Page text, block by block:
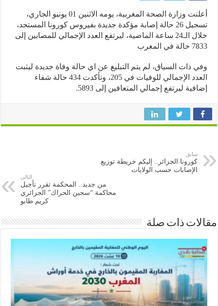
أعلنت وزارة الصحة المغربية، يومه الاثنين 01 يونيو الجاري،
تسجيل 26 حالة إصابة مؤكدة جديدة بفيروس كورونا المستجد،
خلال الـ24 ساعة الماضية، ليرتفع العدد الإجمالي للمصابين إلى
ذات السياق، لم يتم التبليغ عن اي حالة وفاة جديدة ليثبت
العدد الإجمالي للوفيات في 205، وتأكدت 434 حالة شفاء
ليرتفع إجمالي المتعافين إلى 5893.
سابق
كورونا الجزائر.. إليكم خريطة توزيع
الإصابات حسب الولايات
من جديد.. المحكمة تقرر تأجيل
محاكمة “سجين الحراك” الجزائري
كريم طابو
ذات صلة